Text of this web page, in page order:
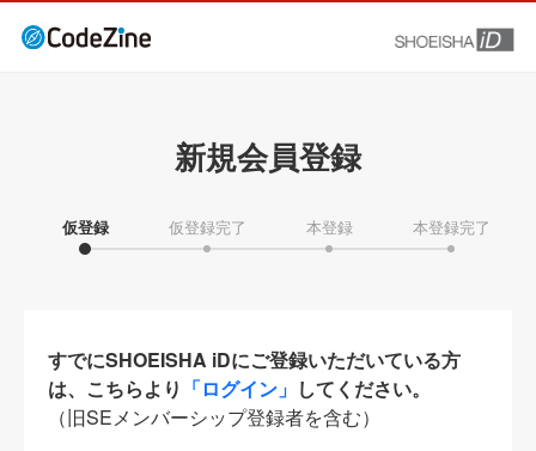
新規会員登録
仮登録 仮登録完了 本登録 本登録完了
すでにSHOEISHA iDにご登録いただいている方
は、こちらより 「ログイン」 してください。
（旧SEメンバーシップ登録者を含む）